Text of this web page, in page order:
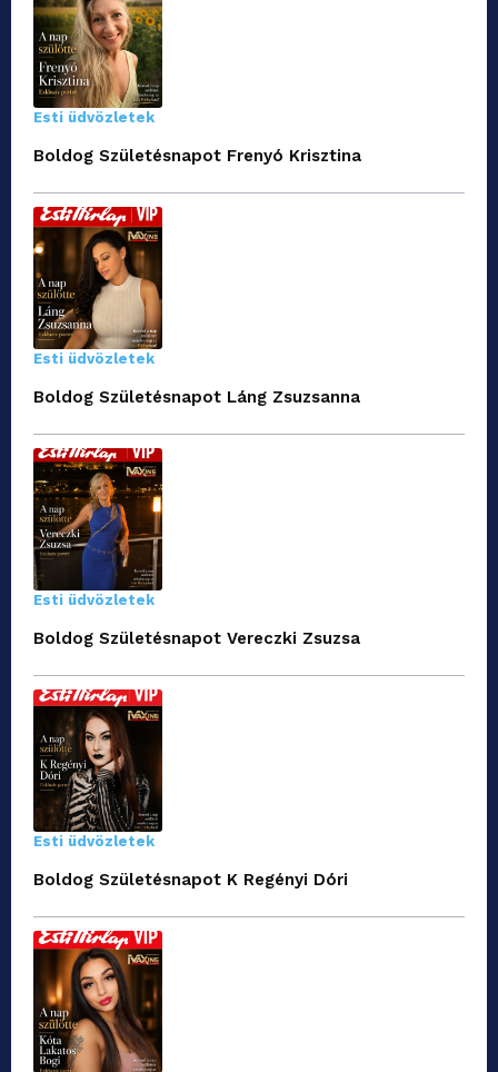
Esti üdvözletek
Boldog Születésnapot Frenyó Krisztina
Esti üdvözletek
Boldog Születésnapot Láng Zsuzsanna
Esti üdvözletek
Boldog Születésnapot Vereczki Zsuzsa
Esti üdvözletek
Boldog Születésnapot K Regényi Dóri